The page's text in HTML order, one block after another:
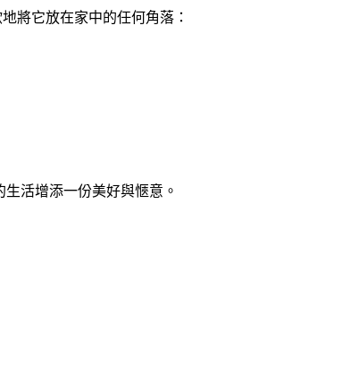
將它放在家中的任何角落：
活增添一份美好與愜意。